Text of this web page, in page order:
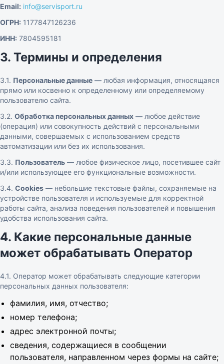
Email: info@servisport.ru
ОГРН: 1177847126236
ИНН: 7804595181
3. Термины и определения
3.1. Персональные данные — любая информация, относящаяся
прямо или косвенно к определенному или определяемому
пользователю сайта.
3.2. Обработка персональных данных — любое действие
(операция) или совокупность действий с персональными
данными, совершаемых с использованием средств
автоматизации или без их использования.
3.3. Пользователь — любое физическое лицо, посетившее сайт
и/или использующее его функциональные возможности.
3.4. Cookies — небольшие текстовые файлы, сохраняемые на
устройстве пользователя и используемые для корректной
работы сайта, анализа поведения пользователей и повышения
удобства использования сайта.
4. Какие персональные данные
может обрабатывать Оператор
4.1. Оператор может обрабатывать следующие категории
персональных данных пользователя:
фамилия, имя, отчество;
номер телефона;
адрес электронной почты;
сведения, содержащиеся в сообщении
пользователя, направленном через формы на сайте;